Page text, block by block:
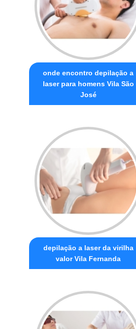
onde encontro depilação a
laser para homens Vila São
José
depilação a laser da virilha
valor Vila Fernanda